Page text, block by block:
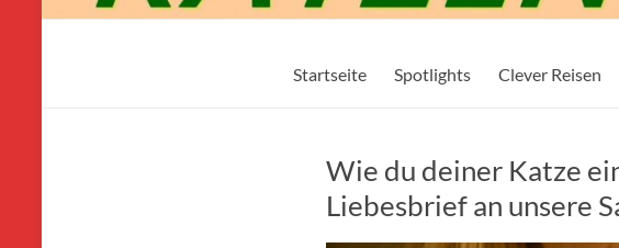
Startseite Spotlights Clever Reisen
Wie du deiner Katze
Liebesbrief an unsere